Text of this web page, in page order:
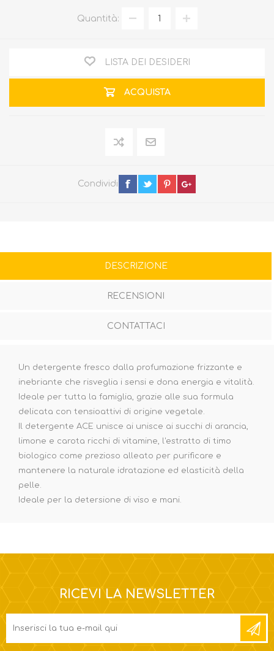
Quantità:
LISTA DEI DESIDERI
ACQUISTA
Condividi
DESCRIZIONE
RECENSIONI
CONTATTACI
Un detergente fresco dalla profumazione frizzante e
inebriante che risveglia i sensi e dona energia e vitalità.
Ideale per tutta la famiglia, grazie alle sua formula
delicata con tensioattivi di origine vegetale.
Il detergente ACE unisce ai unisce ai succhi di arancia,
limone e carota ricchi di vitamine, l'estratto di timo
biologico come prezioso alleato per purificare e
mantenere la naturale idratazione ed elasticità della
pelle.
Ideale per la detersione di viso e mani.
RICEVI LA NEWSLETTER